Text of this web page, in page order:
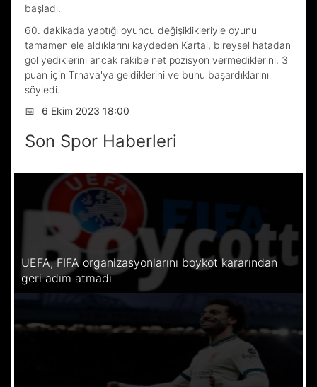
başladı.
60. dakikada yaptığı oyuncu değişiklikleriyle oyunu
tamamen ele aldıklarını kaydeden Kartal, bireysel hatadan
gol yediklerini ancak rakibe net pozisyon vermediklerini, 3
puan için Trnava'ya geldiklerini ve bunu başardıklarını
söyledi.
📅
6 Ekim 2023 18:00
Son Spor Haberleri
UEFA, FIFA organizasyonlarını boykot kararından
geri adım atmadı